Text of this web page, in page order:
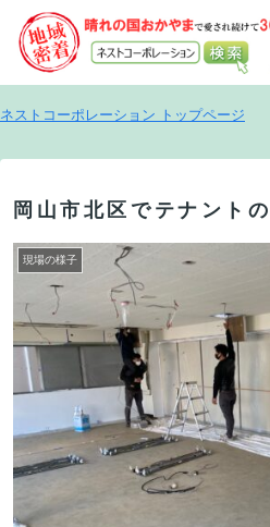
ネストコーポレーション トップページ
岡山市北区でテナント
現場の様子